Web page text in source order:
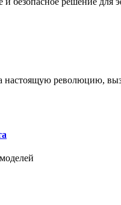
настоящую революцию,